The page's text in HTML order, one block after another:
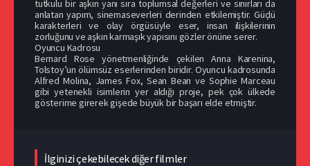
tutkulu bir aşkın yanı sıra toplumsal değerleri ve sınırları da
anlatan yapım, sinemaseverleri derinden etkilemiştir. Güçlü
karakterleri ve olay örgüsüyle eser, insan ilişkilerinin
zorluğunu ve aşkın karmaşık yapısını gözler önüne serer.
Oyuncu Kadrosu
Bernard Rose yönetmenliğinde çekilen Anna Karenina,
Tolstoy’un ölümsüz eserlerinden biridir. Oyuncu kadrosunda
Alfred Molina, James Fox, Sean Bean ve Sophie Marceau
gibi yetenekli isimlerin yer aldığı proje, pek çok ülkede
gösterime girerek gişede büyük bir başarı elde etmiştir.
İlginizi çekebilecek diğer filmler